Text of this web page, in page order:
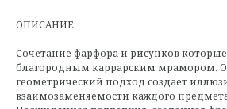
ОПИСАНИЕ
Сочетание фарфора и рисунков
благородным каррарским мрамором.
геометрический подход создает
взаимозаменяемости каждого